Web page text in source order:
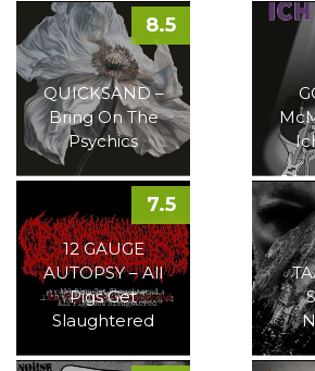
QUICKSAND –
Bring On The
Psychics
8.5
12 GAUGE
AUTOPSY – All
Pigs Get
Slaughtered
7.5